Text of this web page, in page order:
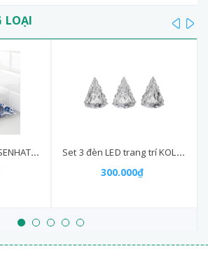
LOẠI
Khay hoa xanh ROSENHATTA Set 3 đèn LED trang trí KOLDKNAPP 6cm
300.000₫
prev